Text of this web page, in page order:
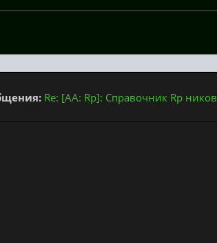
Re: [AA: Rp]: Справочник Rp ников